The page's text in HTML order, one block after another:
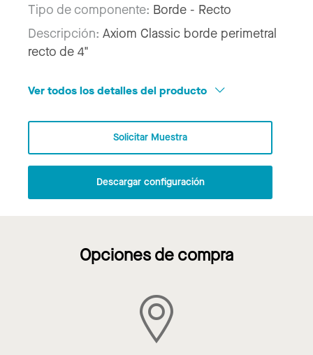
Tipo de componente: Borde - Recto
Descripción: Axiom Classic borde perimetral
recto de 4"
Ver todos los detalles del producto
Solicitar Muestra
Descargar configuración
Opciones de compra